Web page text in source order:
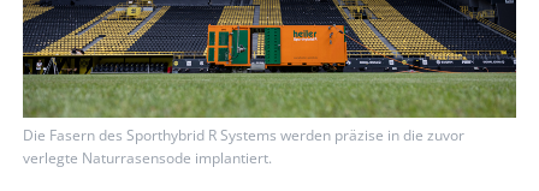
Die Fasern des Sporthybrid R Systems werden präzise in die zuvor
verlegte Naturrasensode implantiert.